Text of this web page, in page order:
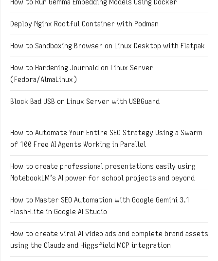
Deploy Nginx Rootful Container with Podman
How to Sandboxing Browser on Linux Desktop with Flatpak
How to Hardening Journald on Linux Server
(Fedora/AlmaLinux)
Block Bad USB on Linux Server with USBGuard
How to Automate Your Entire SEO Strategy Using a Swarm
of 100 Free AI Agents Working in Parallel
How to create professional presentations easily using
NotebookLM’s AI power for school projects and beyond
How to Master SEO Automation with Google Gemini 3.1
Flash-Lite in Google AI Studio
How to create viral AI video ads and complete brand assets
using the Claude and Higgsfield MCP integration